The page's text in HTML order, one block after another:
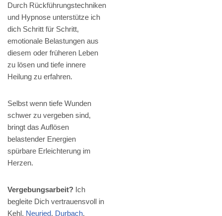
Durch Rückführungstechniken
und Hypnose unterstütze ich
dich Schritt für Schritt,
emotionale Belastungen aus
diesem oder früheren Leben
zu lösen und tiefe innere
Heilung zu erfahren.
Selbst wenn tiefe Wunden
schwer zu vergeben sind,
bringt das Auflösen
belastender Energien
spürbare Erleichterung im
Herzen.
Vergebungsarbeit? Ich
begleite Dich vertrauensvoll in
Kehl, Neuried, Durbach,